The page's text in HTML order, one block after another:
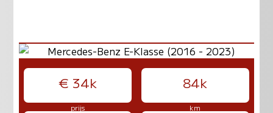
€ 34k 84k
prijs km